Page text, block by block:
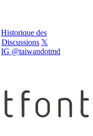
Historique des
Discussions 𝕏
IG @taiwandotmd